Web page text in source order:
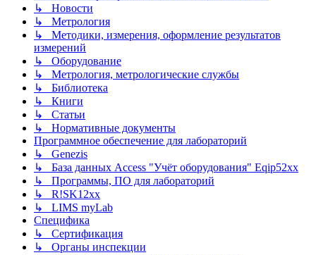
↳ Новости
↳ Метрология
↳ Методики, измерения, оформление результатов
измерений
↳ Оборудование
↳ Метрология, метрологические службы
↳ Библиотека
↳ Книги
↳ Статьи
↳ Нормативные документы
Программное обеспечение для лабораторий
↳ Genezis
↳ База данных Access "Учёт оборудования" Eqip52xx
↳ Программы, ПО для лабораторий
↳ R!SK12xx
↳ LIMS myLab
Специфика
↳ Сертификация
↳ Органы инспекции